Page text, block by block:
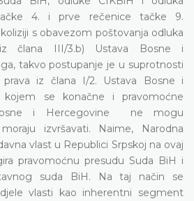
4. i prve rečenice tačke 9.
s obavezom poštovanja odluka
člana III/3.b) Ustava Bosne i
takvo postupanje je u suprotnosti
prava iz člana I/2. Ustava Bosne i
kojem se konačne i pravomoćne
i Hercegovine ne mogu
izvršavati. Naime, Narodna
vlast u Republici Srpskoj na ovaj
pravomoćnu presudu Suda BiH i
suda BiH. Na taj način se
vlasti kao inherentni segment